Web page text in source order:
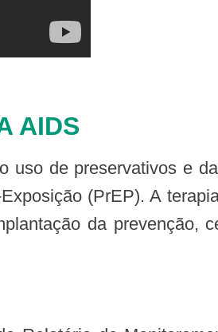
AIDS
(PrEP). A
da prevenção,